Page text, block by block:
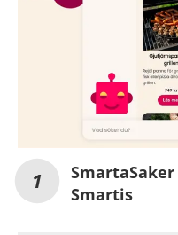
Smartis